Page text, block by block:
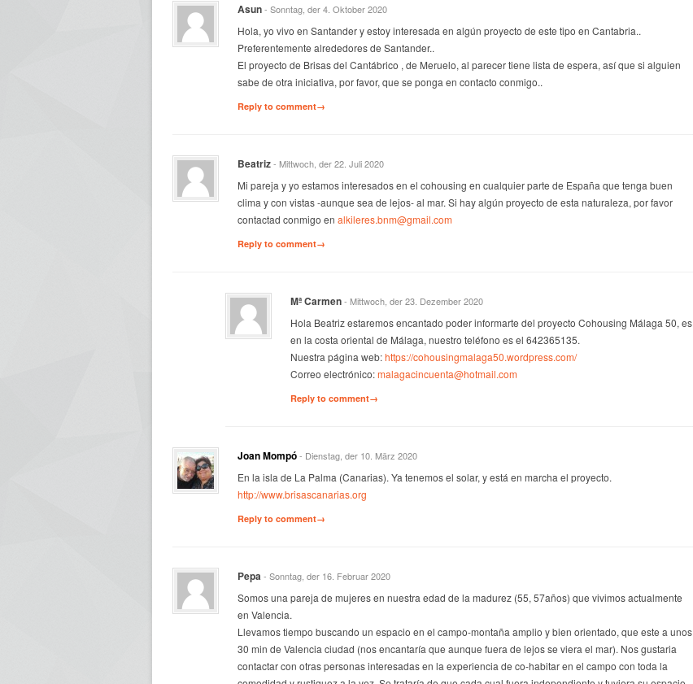
Asun- Sonntag, der 4. Oktober 2020
Hola, yo vivo en Santander y estoy interesada en algún proyecto de este tipo en Cantabria..
Preferentemente alrededores de Santander..
El proyecto de Brisas del Cantábrico , de Meruelo, al parecer tiene lista de espera, así que si alguien
sabe de otra iniciativa, por favor, que se ponga en contacto conmigo..
Reply to comment→
Beatriz- Mittwoch, der 22. Juli 2020
Mi pareja y yo estamos interesados en el cohousing en cualquier parte de España que tenga buen
clima y con vistas -aunque sea de lejos- al mar. Si hay algún proyecto de esta naturaleza, por favor
contactad conmigo en alkileres.bnm@gmail.com
Reply to comment→
Mª Carmen- Mittwoch, der 23. Dezember 2020
Hola Beatriz estaremos encantado poder informarte del proyecto Cohousing Málaga 50, es
en la costa oriental de Málaga, nuestro teléfono es el 642365135.
Nuestra página web:https://cohousingmalaga50.wordpress.com/
Correo electrónico:malagacincuenta@hotmail.com
Reply to comment→
Joan Mompó- Dienstag, der 10. März 2020
En la isla de La Palma (Canarias). Ya tenemos el solar, y está en marcha el proyecto.
http://www.brisascanarias.org
Reply to comment→
Pepa- Sonntag, der 16. Februar 2020
Somos una pareja de mujeres en nuestra edad de la madurez (55, 57años) que vivimos actualmente
en Valencia.
Llevamos tiempo buscando un espacio en el campo-montaña amplio y bien orientado, que este a unos
30 min de Valencia ciudad (nos encantaría que aunque fuera de lejos se viera el mar). Nos gustaria
contactar con otras personas interesadas en la experiencia de co-habitar en el campo con toda la